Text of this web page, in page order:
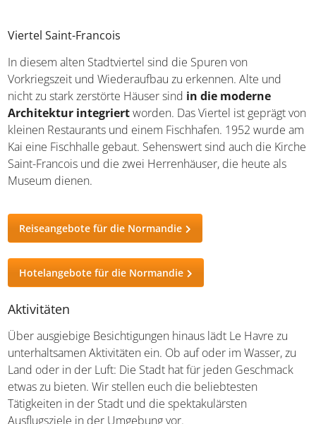
Viertel Saint-Francois
In diesem alten Stadtviertel sind die Spuren von
Vorkriegszeit und Wiederaufbau zu erkennen. Alte und
nicht zu stark zerstörte Häuser sind in die moderne
Architektur integriertworden. Das Viertel ist geprägt von
kleinen Restaurants und einem Fischhafen. 1952 wurde am
Kai eine Fischhalle gebaut. Sehenswert sind auch die Kirche
Saint-Francois und die zwei Herrenhäuser, die heute als
Museum dienen.
Reiseangebote für die Normandie
Hotelangebote für die Normandie
Aktivitäten
Über ausgiebige Besichtigungen hinaus lädt Le Havre zu
unterhaltsamen Aktivitäten ein. Ob auf oder im Wasser, zu
Land oder in der Luft: Die Stadt hat für jeden Geschmack
etwas zu bieten. Wir stellen euch die beliebtesten
Tätigkeiten in der Stadt und die spektakulärsten
Ausflugsziele in der Umgebung vor.